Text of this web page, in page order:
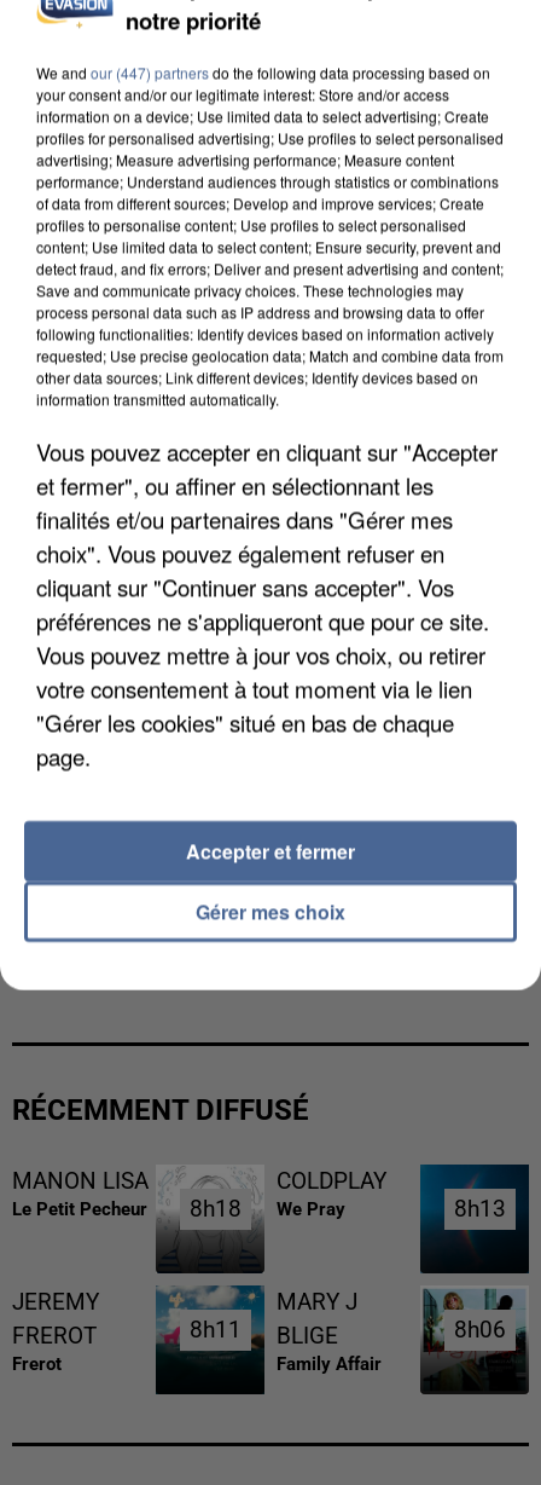
UN SECOND CADRE DE LA DZ MAFIA
UNE TOURISTE DE L’OISE EMPORTÉE PAR UNE
COULÉE DE BOUE EN HAUTE-SAVOIE
INTERMARCHÉ APRÈS UNE...
RÉCEMMENT DIFFUSÉ
MANON LISA
Le Petit Pecheur 8h18
8h18
COLDPLAY
We Pray 8h13
8h13
JEREMY
FREROT
Frerot
8h11
8h11
MARY J
BLIGE
Family Affair
8h06
8h06
notre priorité
We and our (447) partnersdo the following data processing based on
your consent and/or our legitimate interest: Store and/or access
information on a device; Use limited data to select advertising; Create
profiles for personalised advertising; Use profiles to select personalised
advertising; Measure advertising performance; Measure content
performance; Understand audiences through statistics or combinations
of data from different sources; Develop and improve services; Create
profiles to personalise content; Use profiles to select personalised
content; Use limited data to select content; Ensure security, prevent and
detect fraud, and fix errors; Deliver and present advertising and content;
Save and communicate privacy choices. These technologies may
process personal data such as IP address and browsing data to offer
following functionalities: Identify devices based on information actively
requested; Use precise geolocation data; Match and combine data from
other data sources; Link different devices; Identify devices based on
information transmitted automatically.
Vous pouvez accepter en cliquant sur "Accepter
et fermer", ou affiner en sélectionnant les
finalités et/ou partenaires dans "Gérer mes
choix". Vous pouvez également refuser en
cliquant sur "Continuer sans accepter". Vos
préférences ne s'appliqueront que pour ce site.
Vous pouvez mettre à jour vos choix, ou retirer
votre consentement à tout moment via le lien
"Gérer les cookies" situé en bas de chaque
page.
Gérer mes choix
Accepter et fermer